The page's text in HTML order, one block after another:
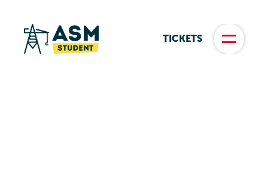
TICKETS